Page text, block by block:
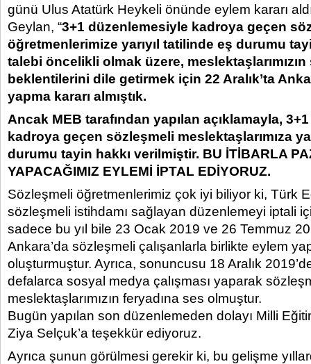
günü Ulus Atatürk Heykeli önünde eylem kararı
Geylan, “3+1 düzenlemesiyle kadroya geçen
öğretmenlerimize yarıyıl tatilinde eş durumu
talebi öncelikli olmak üzere, meslektaşlarımızın
beklentilerini dile getirmek için 22 Aralık’ta
yapma kararı almıştık.
Ancak MEB tarafından yapılan açıklamayla,
kadroya geçen sözleşmeli meslektaşlarımıza
durumu tayin hakkı verilmiştir. BU İTİBARLA
YAPACAĞIMIZ EYLEMİ İPTAL EDİYORUZ.
Sözleşmeli öğretmenlerimiz çok iyi biliyor ki, Türk
sözleşmeli istihdamı sağlayan düzenlemeyi iptali
sadece bu yıl bile 23 Ocak 2019 ve 26 Temmuz
Ankara’da sözleşmeli çalışanlarla birlikte eylem
oluşturmuştur. Ayrıca, sonuncusu 18 Aralık
defalarca sosyal medya çalışması yaparak
meslektaşlarımızın feryadına ses olmuştur.
Bugün yapılan son düzenlemeden dolayı Milli
Ziya Selçuk’a teşekkür ediyoruz.
Ayrıca şunun görülmesi gerekir ki, bu gelişme